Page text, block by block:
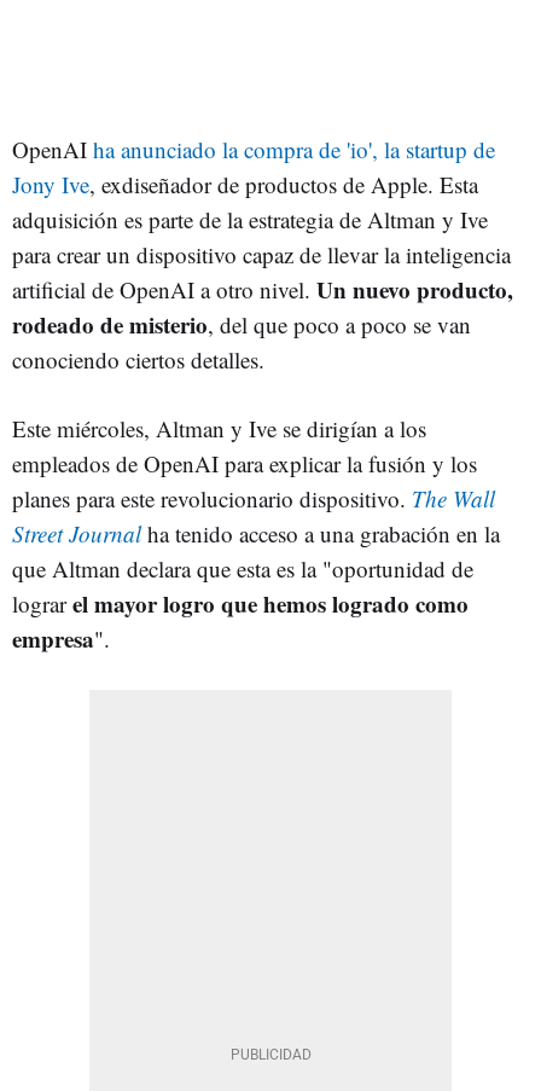
OpenAI ha anunciado la compra de 'io', la startup de
Jony Ive, exdiseñador de productos de Apple. Esta
adquisición es parte de la estrategia de Altman y Ive
para crear un dispositivo capaz de llevar la inteligencia
artificial de OpenAI a otro nivel. Un nuevo producto,
rodeado de misterio, del que poco a poco se van
conociendo ciertos detalles.
Este miércoles, Altman y Ive se dirigían a los
empleados de OpenAI para explicar la fusión y los
planes para este revolucionario dispositivo. The Wall
Street Journalha tenido acceso a una grabación en la
que Altman declara que esta es la "oportunidad de
lograrel mayor logro que hemos logrado como
empresa".